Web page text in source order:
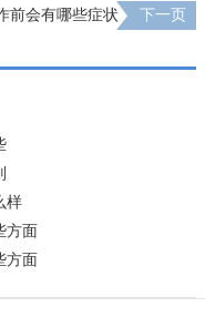
前会有哪些症状 下一页
样
方面
方面